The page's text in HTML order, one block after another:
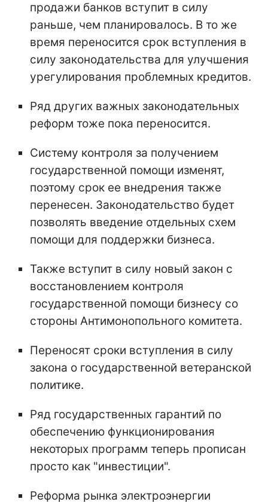
продажи банков вступит в силу
раньше, чем планировалось. В то же
время переносится срок вступления в
силу законодательства для улучшения
урегулирования проблемных кредитов.
Ряд других важных законодательных
реформ тоже пока переносится.
Систему контроля за получением
государственной помощи изменят,
поэтому срок ее внедрения также
перенесен. Законодательство будет
позволять введение отдельных схем
помощи для поддержки бизнеса.
Также вступит в силу новый закон с
восстановлением контроля
государственной помощи бизнесу со
стороны Антимонопольного комитета.
Переносят сроки вступления в силу
закона о государственной ветеранской
политике.
Ряд государственных гарантий по
обеспечению функционирования
некоторых программ теперь прописан
просто как "инвестиции".
Реформа рынка электроэнергии